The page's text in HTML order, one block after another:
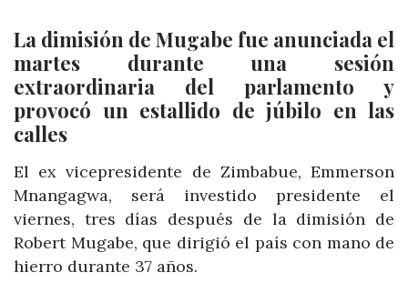
La dimisión de Mugabe fue anunciada el
martes durante una sesión
extraordinaria del parlamento y
provocó un estallido de júbilo en las
calles
El ex vicepresidente de Zimbabue, Emmerson
Mnangagwa, será investido presidente el
viernes, tres días después de la dimisión de
Robert Mugabe, que dirigió el país con mano de
hierro durante 37 años.